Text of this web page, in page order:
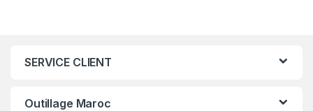
SERVICE CLIENT
Outillage Maroc